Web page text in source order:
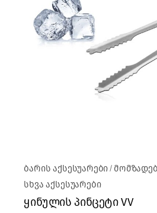
ბარის აქსესუარები
სხვა აქსესუარები
ყინულის პინცეტი VV